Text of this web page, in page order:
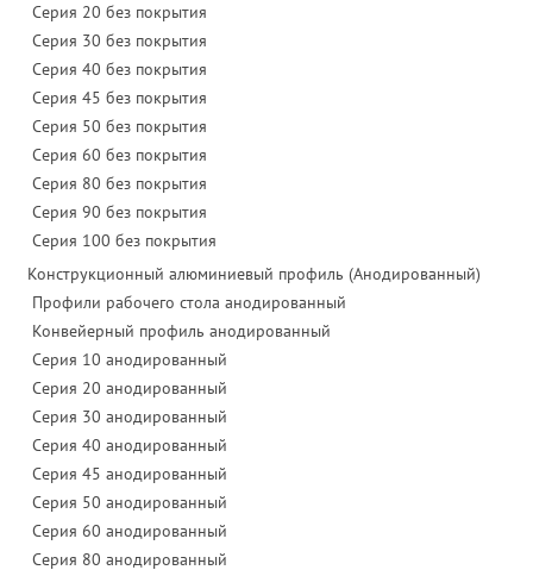
Серия 20 без покрытия
Серия 30 без покрытия
Серия 40 без покрытия
Серия 45 без покрытия
Серия 50 без покрытия
Серия 60 без покрытия
Серия 80 без покрытия
Серия 90 без покрытия
Серия 100 без покрытия
Конструкционный алюминиевый профиль (Анодированный)
Профили рабочего стола анодированный
Конвейерный профиль анодированный
Серия 10 анодированный
Серия 20 анодированный
Серия 30 анодированный
Серия 40 анодированный
Серия 45 анодированный
Серия 50 анодированный
Серия 60 анодированный
Серия 80 анодированный